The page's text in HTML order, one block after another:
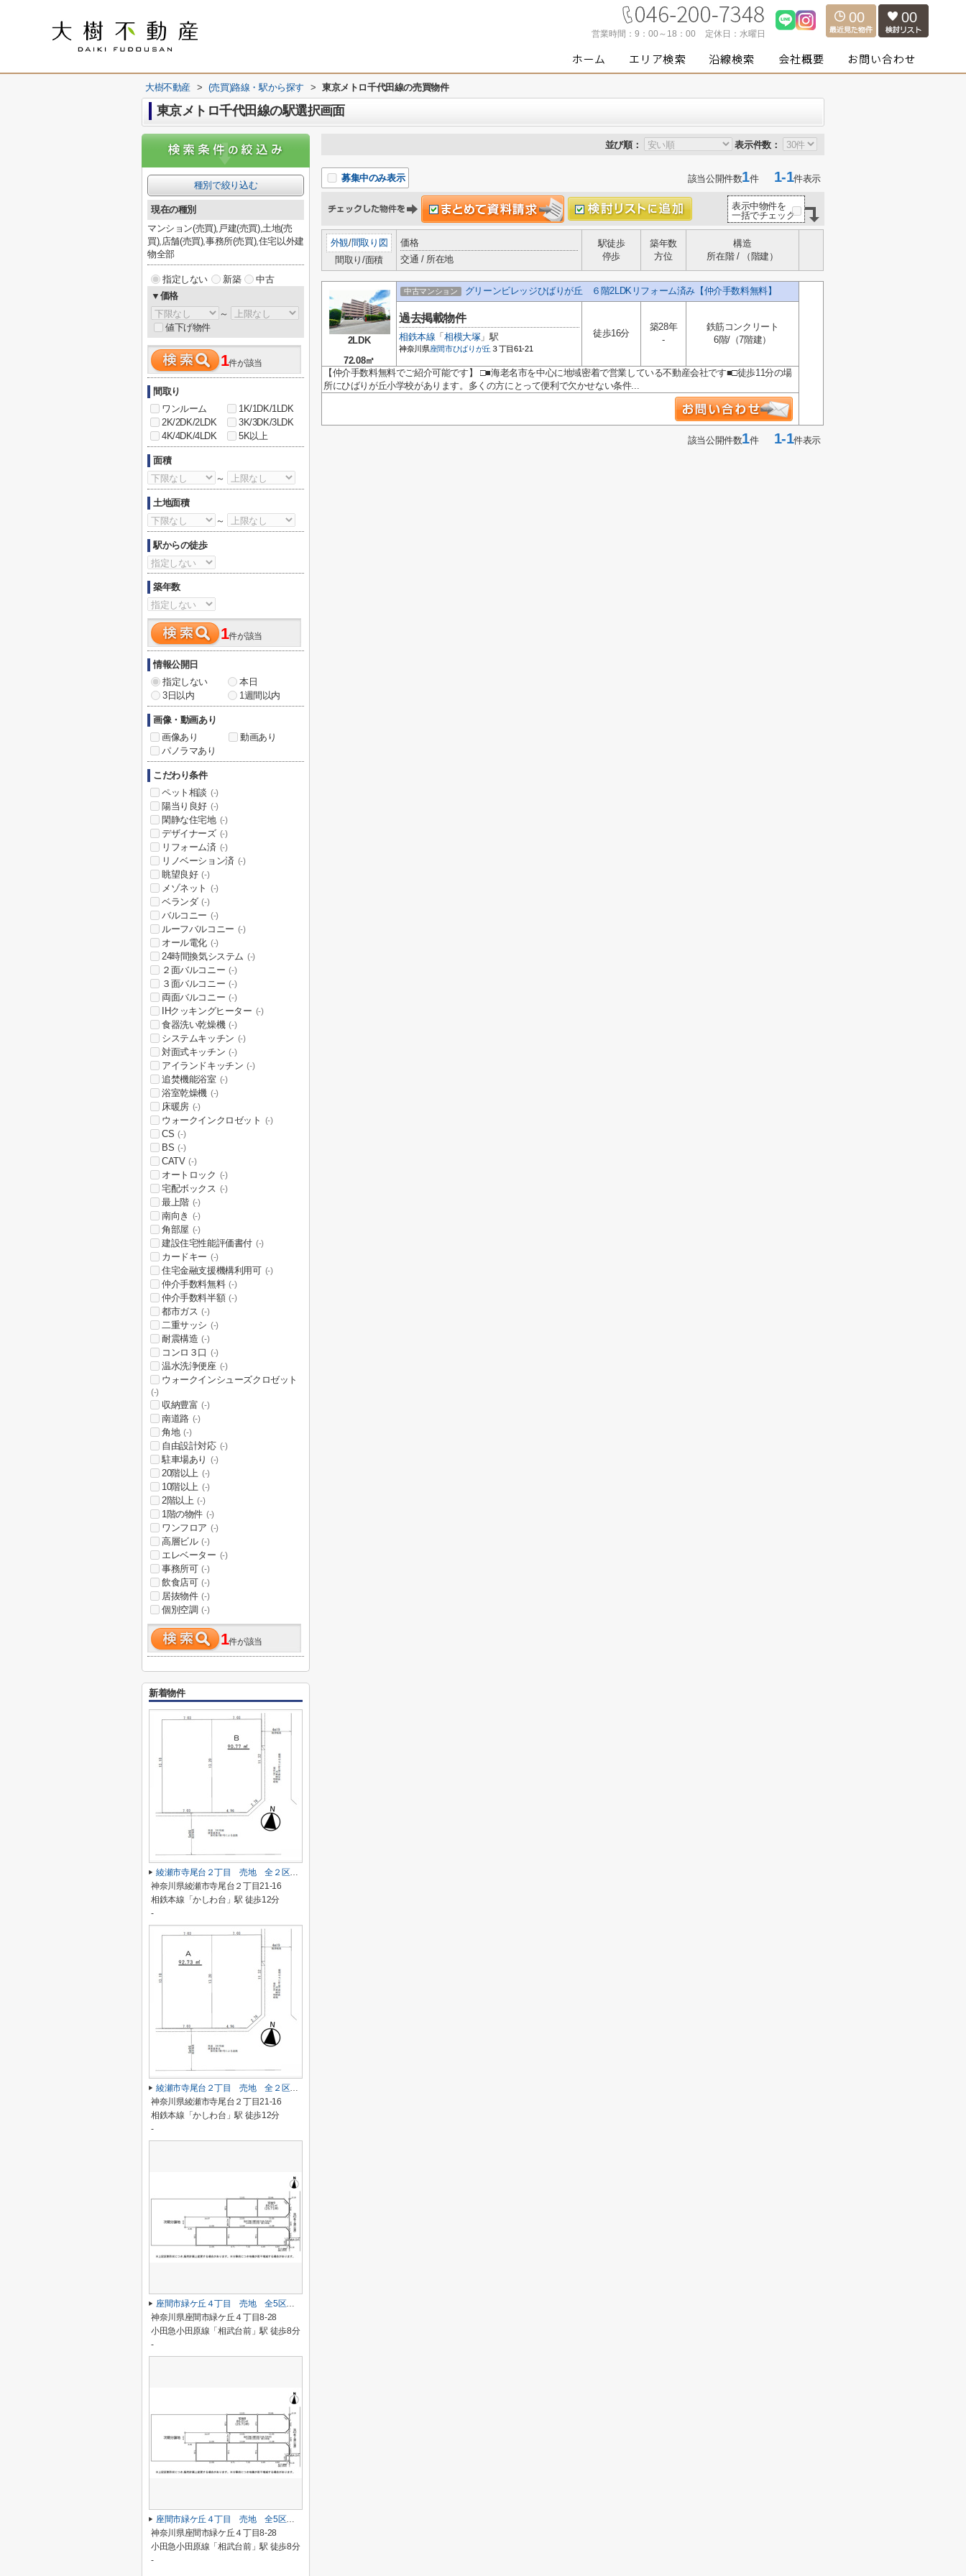
営業時間： 9：00～18：00 定休日： 水曜日
00 00
大樹不動産 > (売買)路線・駅から探す > 東京メトロ千代田線の売買物件
東京メトロ千代田線の駅選択画面
並び順： 表示件数：
募集中のみ表示 該当公開件数1件1-1件表示
表示中物件を
一括でチェック
外観/間取り図
間取り/面積
価格
交通 / 所在地
駅徒歩
停歩
築年数
方位
構造
所在階 / （階建）
2LDK
72.08㎡
中古マンション グリーンビレッジひばりが丘 ６階2LDKリフォーム済み【仲介手数料無料】
過去掲載物件
相鉄本線 「相模大塚」駅
神奈川県座間市ひばりが丘 ３丁目61-21
徒歩16分
築28年
-
鉄筋コンクリート
6階/（7階建）
【仲介手数料無料でご紹介可能です】 □■海老名市を中心に地域密着で営業している不動産会社です■□徒歩11分の場
所にひばりが丘小学校があります。多くの方にとって便利で欠かせない条件...
該当公開件数1件1-1件表示
種別で絞り込む
現在の種別
マンション(売買),戸建(売買),土地(売
買),店舗(売買),事務所(売買),住宅以外建
物全部
指定しない 新築
中古
▼価格
～
値下げ物件
1件が該当
間取り
ワンルーム
1K/1DK/1LDK
2K/2DK/2LDK
3K/3DK/3LDK
4K/4DK/4LDK
5K以上
面積
～
土地面積
～
駅からの徒歩
築年数
1件が該当
情報公開日
指定しない
本日
3日以内
1週間以内
画像・動画あり
画像あり
動画あり
パノラマあり
こだわり条件
ペット相談 (-)
陽当り良好 (-)
閑静な住宅地 (-)
デザイナーズ (-)
リフォーム済 (-)
リノベーション済 (-)
眺望良好 (-)
メゾネット (-)
ベランダ (-)
バルコニー (-)
ルーフバルコニー (-)
オール電化 (-)
24時間換気システム (-)
２面バルコニー (-)
３面バルコニー (-)
両面バルコニー (-)
IHクッキングヒーター (-)
食器洗い乾燥機 (-)
システムキッチン (-)
対面式キッチン (-)
アイランドキッチン (-)
追焚機能浴室 (-)
浴室乾燥機 (-)
床暖房 (-)
ウォークインクロゼット (-)
CS (-)
BS (-)
CATV (-)
オートロック (-)
宅配ボックス (-)
最上階 (-)
南向き (-)
角部屋 (-)
建設住宅性能評価書付 (-)
カードキー (-)
住宅金融支援機構利用可 (-)
仲介手数料無料 (-)
仲介手数料半額 (-)
都市ガス (-)
二重サッシ (-)
耐震構造 (-)
コンロ３口 (-)
温水洗浄便座 (-)
ウォークインシューズクロゼット
(-)
収納豊富 (-)
南道路 (-)
角地 (-)
自由設計対応 (-)
駐車場あり (-)
20階以上 (-)
10階以上 (-)
2階以上 (-)
1階の物件 (-)
ワンフロア (-)
高層ビル (-)
エレベーター (-)
事務所可 (-)
飲食店可 (-)
居抜物件 (-)
個別空調 (-)
1件が該当
新着物件
綾瀬市寺尾台２丁目 売地 全２区画【仲介手数料無料】
神奈川県綾瀬市寺尾台２丁目21-16
相鉄本線「かしわ台」駅 徒歩12分
-
綾瀬市寺尾台２丁目 売地 全２区画【仲介手数料無料】
神奈川県綾瀬市寺尾台２丁目21-16
相鉄本線「かしわ台」駅 徒歩12分
-
座間市緑ケ丘４丁目 売地 全5区画【仲介手数料無料】
神奈川県座間市緑ケ丘４丁目8-28
小田急小田原線「相武台前」駅 徒歩8分
-
座間市緑ケ丘４丁目 売地 全5区画【仲介手数料無料】
神奈川県座間市緑ケ丘４丁目8-28
小田急小田原線「相武台前」駅 徒歩8分
-